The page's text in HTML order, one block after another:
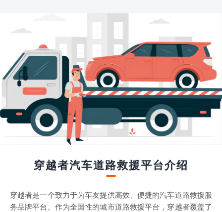
穿越者汽车道路救援平台介绍
穿越者是一个致力于为车友提供高效、便捷的汽车道路救援服
务品牌平台。作为全国性的城市道路救援平台，穿越者覆盖了